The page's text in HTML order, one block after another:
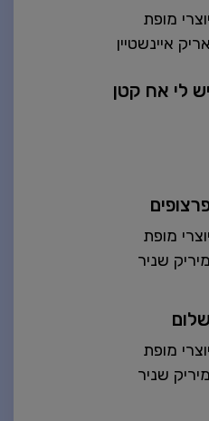
מופת
איינשטיין
אח קטן
מופת
שניר
מופת
שניר